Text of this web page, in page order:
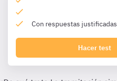
Con respuestas justificadas
Hacer test